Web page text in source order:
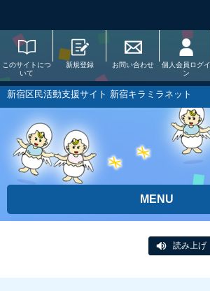
このサイトにつ
いて
新規登録 お問い合わせ
個人会員ログイ
ン
新宿区民活動支援サイト 新宿キラミラネット
MENU
読み上げ